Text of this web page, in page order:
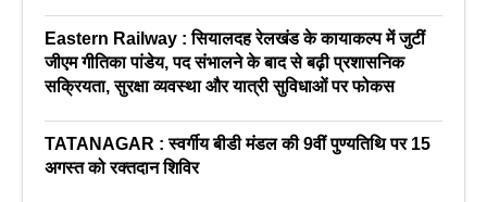
Eastern Railway : सियालदह रेलखंड के कायाकल्प में जुटीं
जीएम गीतिका पांडेय, पद संभालने के बाद से बढ़ी प्रशासनिक
सक्रियता, सुरक्षा व्यवस्था और यात्री सुविधाओं पर फोकस
TATANAGAR : स्वर्गीय बीडी मंडल की 9वीं पुण्यतिथि पर 15
अगस्त को रक्तदान शिविर